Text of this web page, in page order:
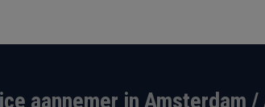
aannemer in Amsterdam